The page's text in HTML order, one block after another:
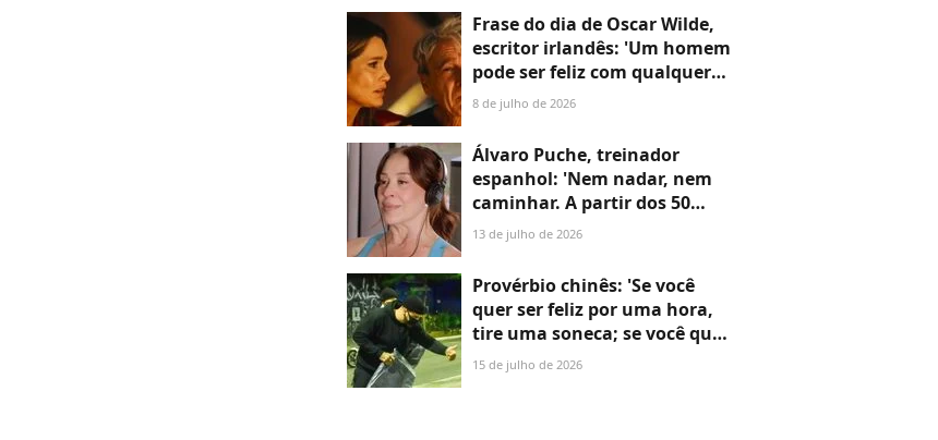
opiniões'
Frase do dia de Oscar Wilde,
escritor irlandês: 'Um homem
pode ser feliz com qualquer
mulher, desde que não a ame'
8 de julho de 2026
Álvaro Puche, treinador
espanhol: 'Nem nadar, nem
caminhar. A partir dos 50
anos, é absolutamente
13 de julho de 2026
Provérbio chinês: 'Se você
quer ser feliz por uma hora,
tire uma soneca; se você quer
ser feliz para o resto da vida,
15 de julho de 2026